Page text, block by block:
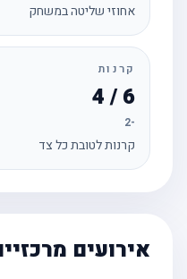
אחוזי שליטה במשחק
קרנות
6 / 4
קרנות לטובת כל צד
אירועים מרכזיים